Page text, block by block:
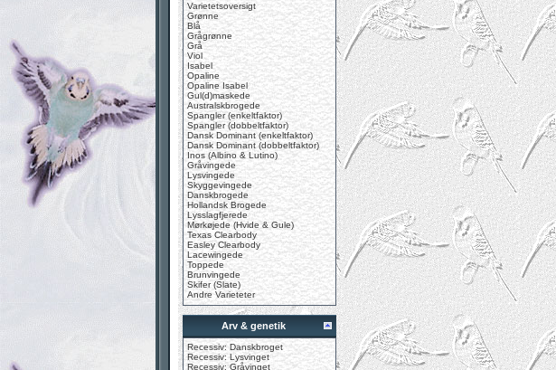
Varietetsoversigt
Grønne
Blå
Grågrønne
Grå
Viol
Isabel
Opaline
Opaline Isabel
Gul(d)maskede
Australskbrogede
Spangler (enkeltfaktor)
Spangler (dobbeltfaktor)
Dansk Dominant (enkeltfaktor)
Dansk Dominant (dobbeltfaktor)
Inos (Albino & Lutino)
Gråvingede
Lysvingede
Skyggevingede
Danskbrogede
Hollandsk Brogede
Lysslagfjerede
Mørkøjede (Hvide & Gule)
Texas Clearbody
Easley Clearbody
Lacewingede
Toppede
Brunvingede
Skifer (Slate)
Andre Varieteter
Arv & genetik
Recessiv: Danskbroget
Recessiv: Lysvinget
Recessiv: Gråvinget